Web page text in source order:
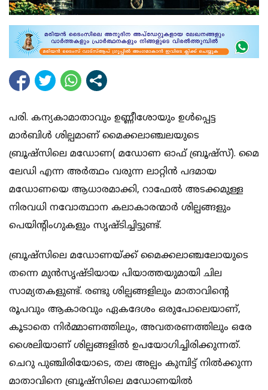
പരി. കന്യകാമാതാവും ഉണ്ണീശോയും ഉള്‍പ്പെട്ട
മാര്‍ബിള്‍ ശില്പമാണ് മൈക്കലാഞ്ചലയുടെ
ബ്രൂഷ്‌സിലെ മഡോണ( മഡോണ ഓഫ് ബ്രൂഷ്‌സ്). മൈ
ലേഡി എന്ന അര്‍ത്ഥം വരുന്ന ലാറ്റിന്‍ പദമായ
മഡോണയെ ആധാരമാക്കി, റാഫേല്‍ അടക്കമുള്ള
നിരവധി നവോത്ഥാന കലാകാരന്മാര്‍ ശില്പങ്ങളും
പെയിന്റിംഗുകളും സൃഷ്ടിച്ചിട്ടുണ്ട്.
ബ്രൂഷ്‌സിലെ മഡോണയ്ക്ക് മൈക്കലാഞ്ചലോയുടെ
തന്നെ മുന്‍സൃഷ്ടിയായ പിയാത്തയുമായി ചില
സാമ്യതകളുണ്ട്. രണ്ടു ശില്പങ്ങളിലും മാതാവിന്റെ
രൂപവും ആകാരവും ഏകദേശം ഒരുപോലെയാണ്,
കൂടാതെ നിര്‍മ്മാണത്തിലും, അവതരണത്തിലും ഒരേ
ശൈലിയാണ് ശില്പങ്ങളില്‍ ഉപയോഗിച്ചിരിക്കുന്നത്.
ചെറു പുഞ്ചിരിയോടെ, തല അല്പം കുമ്പിട്ട് നില്‍ക്കുന്ന
മാതാവിനെ ബ്രൂഷ്‌സിലെ മഡോണയില്‍